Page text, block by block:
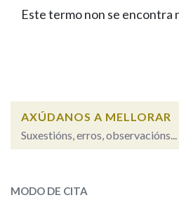
Facebook
TwitterYoutubeInstagram
Bluesky
BUSCAR NOS LEMAS
Remata por
Este termo non se encontra
AXÚDANOS A MELLORAR
Suxestións, erros, observacións...
Observación
MODO DE CITA